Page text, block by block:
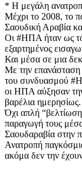
* Η μεγάλη
Μέχρι το 2008, το
Σαουδική Αραβία
Οι #ΗΠΑ ήταν ως
εξαρτημένος
Και μέσα σε μια
Με την επανάσταση
του συνδυασμού
οι ΗΠΑ αύξησαν
βαρέλια ημερησίως.
Όχι απλή
παραγωγή τους
Σαουδαραβία στην
Ανατροπή
ακόμα δεν την